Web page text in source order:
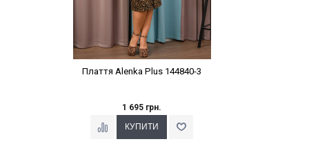
Плаття Alenka Plus 144840-3
1 695 грн.